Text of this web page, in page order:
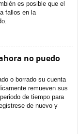
es posible que el
fallos en la
no puedo
o borrado su cuenta
remueven sus
de tiempo para
de nuevo y